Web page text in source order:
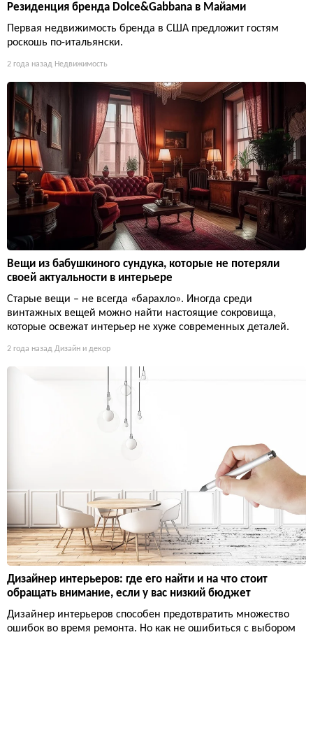
Резиденция бренда Dolce&Gabbana в Майами
Первая недвижимость бренда в США предложит гостям
роскошь по-итальянски.
2 года назад Недвижимость
Вещи из бабушкиного сундука, которые не потеряли
своей актуальности в интерьере
Старые вещи – не всегда «барахло». Иногда среди
винтажных вещей можно найти настоящие сокровища,
которые освежат интерьер не хуже современных деталей.
2 года назад Дизайн и декор
Дизайнер интерьеров: где его найти и на что стоит
обращать внимание, если у вас низкий бюджет
Дизайнер интерьеров способен предотвратить множество
ошибок во время ремонта. Но как не ошибиться с выбором